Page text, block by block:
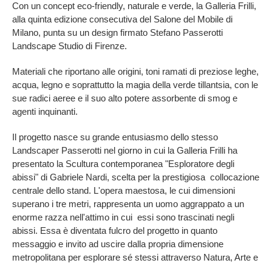
Con un concept eco-friendly, naturale e verde, la Galleria Frilli,
alla quinta edizione consecutiva del Salone del Mobile di
Milano, punta su un design firmato Stefano Passerotti
Landscape Studio di Firenze.
Materiali che riportano alle origini, toni ramati di preziose leghe,
acqua, legno e soprattutto la magia della verde tillantsia, con le
sue radici aeree e il suo alto potere assorbente di smog e
agenti inquinanti.
Il progetto nasce su grande entusiasmo dello stesso
Landscaper Passerotti nel giorno in cui la Galleria Frilli ha
presentato la Scultura contemporanea "Esploratore degli
abissi" di Gabriele Nardi, scelta per la prestigiosa collocazione
centrale dello stand. L'opera maestosa, le cui dimensioni
superano i tre metri, rappresenta un uomo aggrappato a un
enorme razza nell'attimo in cui essi sono trascinati negli
abissi. Essa è diventata fulcro del progetto in quanto
messaggio e invito ad uscire dalla propria dimensione
metropolitana per esplorare sé stessi attraverso Natura, Arte e